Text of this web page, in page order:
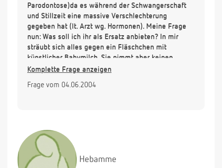
Parodontose)da es während der Schwangerschaft
und Stillzeit eine massive Verschlechterung
gegeben hat (lt. Arzt wg. Hormonen). Meine Frage
nun: Was soll ich ihr als Ersatz anbieten? In mir
sträubt sich alles gegen ein Fläschchen mit
künstlicher Babymilch. Sie nimmt aber keinen
Becher/Glas/Trinklernbecher. Sie nimmt nur das
Kann ich ihr statt Milchflaschi auch ein Joghurt mit
was muss ich beim Abstillen beachten. Kann ich da
noch einen Milchstau bekommen? Kann ich von
heut auf morgen aufhören? Am liebsten wär mir ja
wenn Sophie selber nicht mehr möchte. Aber sie
Komplette Frage anzeigen
Frage vom 04.06.2004
Hebamme